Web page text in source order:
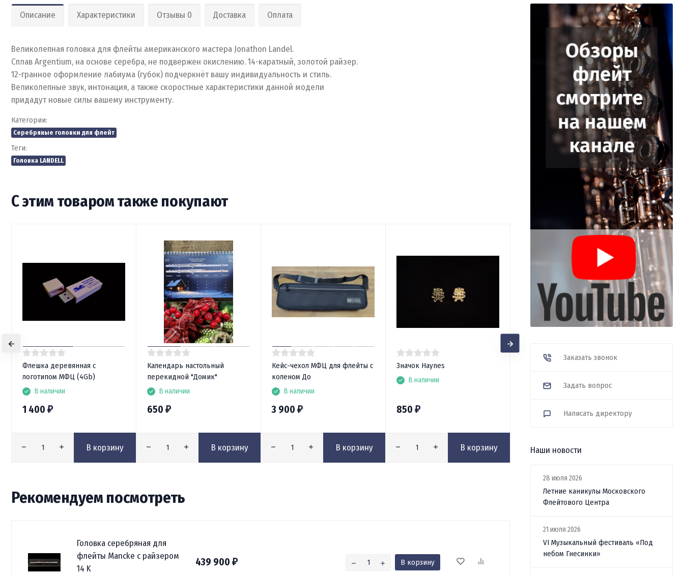
Описание Характеристики Отзывы 0 Доставка Оплата
Великолепная головка для флейты американского мастера Jonathon Landel.
Сплав Argentium, на основе серебра, не подвержен окислению. 14-каратный, золотой райзер.
12-гранное оформление лабиума (губок) подчеркнёт вашу индивидуальность и стиль.
Великолепные звук, интонация, а также скоростные характеристики данной модели
придадут новые силы вашему инструменту.
Категории:
Серебряные головки для флейт
Теги:
Головка LANDELL
С этим товаром также покупают
Флешка деревянная с
логотипом МФЦ (4Gb)
В наличии
1 400 ₽
В корзину
Календарь настольный
перекидной "Домик"
В наличии
650 ₽
В корзину
Кейс-чехол МФЦ для флейты с
коленом До
В наличии
3 900 ₽
В корзину
Значок Haynes
В наличии
850 ₽
В корзину
Чехол для флейты Di Zhao с
В наличии
6 000₽
Рекомендуем посмотреть
Головка серебряная для
флейты Mancke с райзером
14 K
439 900 ₽ В корзину
Заказать звонок
Задать вопрос
Написать директору
Наши новости
28 июля 2026
Летние каникулы Московского
Флейтового Центра
21 июля 2026
VI Музыкальный фестиваль «Под
небом Гнесинки»